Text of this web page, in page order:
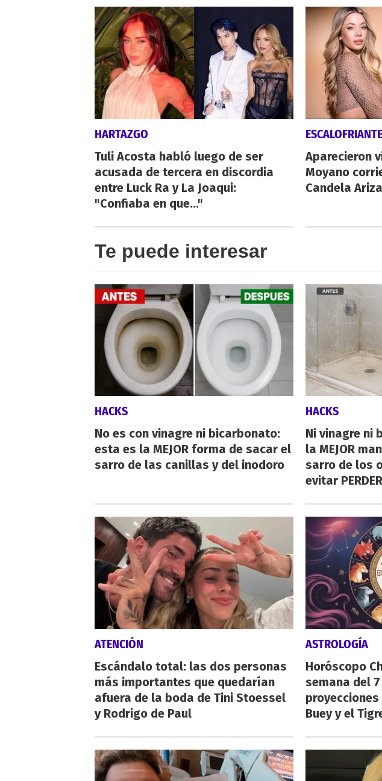
HARTAZGO
Tuli Acosta habló luego de ser
acusada de tercera en discordia
entre Luck Ra y La Joaqui:
"Confiaba en que..."
ESCALOFRIANTE
Aparecieron
Moyano
Candela
Te puede interesar
HACKS
No es con vinagre ni bicarbonato:
esta es la MEJOR forma de sacar el
sarro de las canillas y del inodoro
HACKS
Ni vinagre ni
la MEJOR
sarro de los
evitar
ATENCIÓN
Escándalo total: las dos personas
más importantes que quedarían
afuera de la boda de Tini Stoessel
y Rodrigo de Paul
ASTROLOGÍA
Horóscopo
semana del
Buey y el